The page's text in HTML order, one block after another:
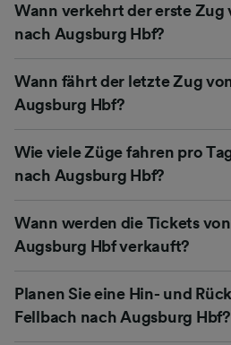
Wann verkehrt der erste Zug
nach Augsburg Hbf?
Wann fährt der letzte Zug
Augsburg Hbf?
Wie viele Züge fahren pro
nach Augsburg Hbf?
Wann werden die Tickets
Augsburg Hbf verkauft?
Planen Sie eine Hin- und
Fellbach nach Augsburg Hbf?